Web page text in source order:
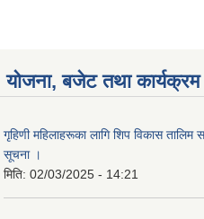
योजना, बजेट तथा कार्यक्रम
गृहिणी महिलाहरूका लागि शिप विकास तालिम
सूचना ‌।
मिति: 02/03/2025 - 14:21